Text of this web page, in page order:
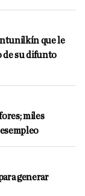
que le
de su difunto
miles
generar